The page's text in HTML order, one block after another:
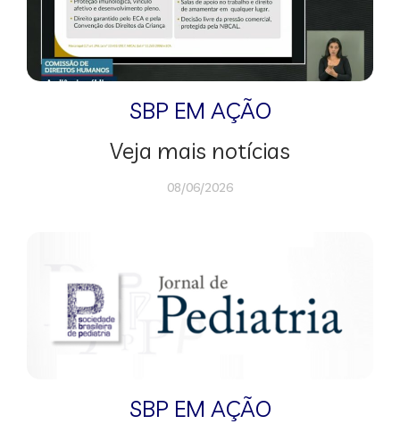
SBP EM AÇÃO
Veja mais notícias
08/06/2026
SBP EM AÇÃO